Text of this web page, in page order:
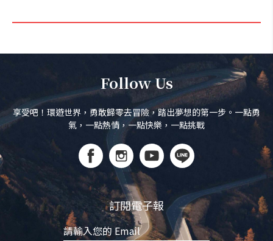
Follow Us
享受吧！環遊世界，勇敢歸零去冒險，踏出夢想的第一步。一點勇
氣，一點熱情，一點快樂，一點挑戰
訂閱電子報